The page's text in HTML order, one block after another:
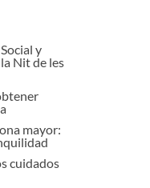
y
Nit de les
mayor:
cuidados